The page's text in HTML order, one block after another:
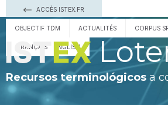
ACCÈS ISTEX.FR
OBJECTIF TDM ACTUALITÉS CORPUS
FRANÇAIS ENGLISH
Recursos terminológicos a